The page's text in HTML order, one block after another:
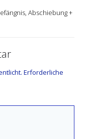
Abschiebung +
Erforderliche